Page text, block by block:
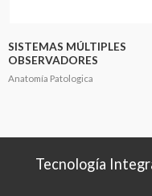
SISTEMAS MÚLTIPLES
OBSERVADORES
Anatomía Patologica
Tecnología